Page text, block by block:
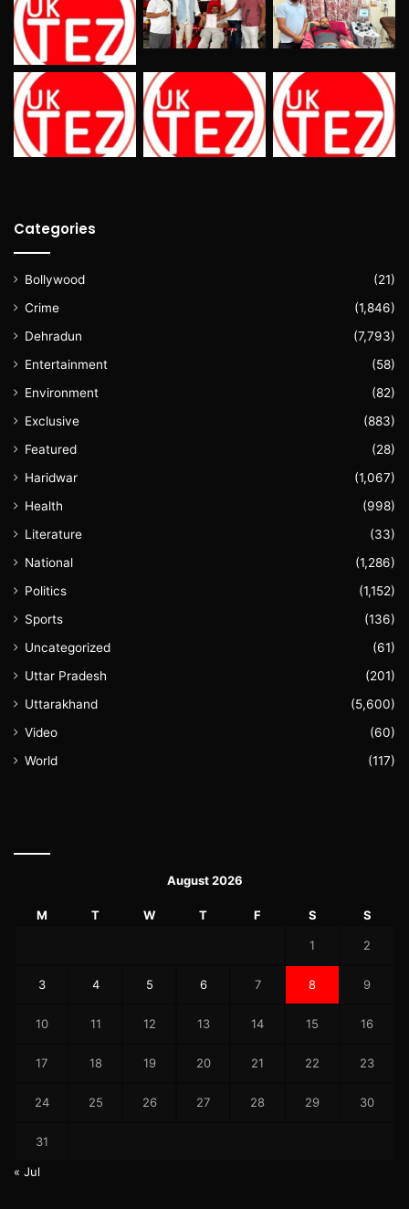
Categories
Bollywood
(21)
Crime
(1,846)
Dehradun
(7,793)
Entertainment
(58)
Environment
(82)
Exclusive
(883)
Featured
(28)
Haridwar
(1,067)
Health
(998)
Literature
(33)
National
(1,286)
Politics
(1,152)
Sports
(136)
Uncategorized
(61)
Uttar Pradesh
(201)
Uttarakhand
(5,600)
Video
(60)
World
(117)
August 2026
M T W T F S S
1 2
3 4 5 6 7 8 9
10 11 12 13 14 15 16
17 18 19 20 21 22 23
24 25 26 27 28 29 30
31
« Jul